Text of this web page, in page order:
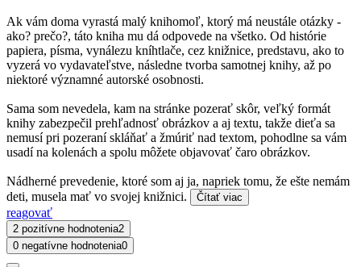
Ak vám doma vyrastá malý knihomoľ, ktorý má neustále otázky -
ako? prečo?, táto kniha mu dá odpovede na všetko. Od histórie
papiera, písma, vynálezu kníhtlače, cez knižnice, predstavu, ako to
vyzerá vo vydavateľstve, následne tvorba samotnej knihy, až po
niektoré významné autorské osobnosti.
Sama som nevedela, kam na stránke pozerať skôr, veľký formát
knihy zabezpečil prehľadnosť obrázkov a aj textu, takže dieťa sa
nemusí pri pozeraní skláňať a žmúriť nad textom, pohodlne sa vám
usadí na kolenách a spolu môžete objavovať čaro obrázkov.
Nádherné prevedenie, ktoré som aj ja, napriek tomu, že ešte nemám
deti, musela mať vo svojej knižnici.
Čítať viac
reagovať
2 pozitívne hodnotenia2
0 negatívne hodnotenia0